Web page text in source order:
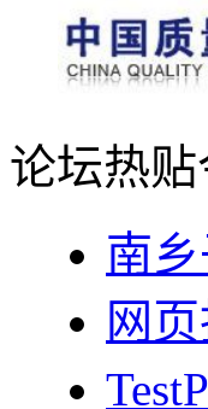
论坛热贴
南
网